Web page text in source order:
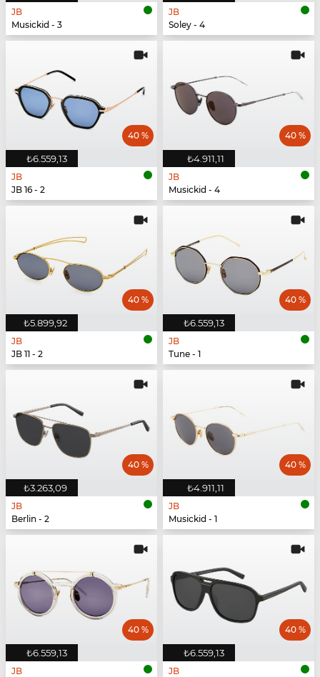
JB
Musickid - 3
JB
Soley - 4
₺6.559,13
40 %
JB
JB 16 - 2
₺4.911,11
40 %
JB
Musickid - 4
₺5.899,92
40 %
JB
JB 11 - 2
₺6.559,13
40 %
JB
Tune - 1
₺3.263,09
40 %
JB
Berlin - 2
₺4.911,11
40 %
JB
Musickid - 1
₺6.559,13
40 %
JB
₺6.559,13
40 %
JB